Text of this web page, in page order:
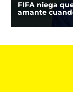
FIFA niega
amante